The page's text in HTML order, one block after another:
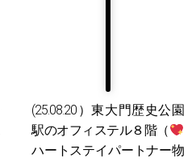
(25.08.20）東大門歴史公園
駅のオフィステル８階（
ハートステイパートナー物